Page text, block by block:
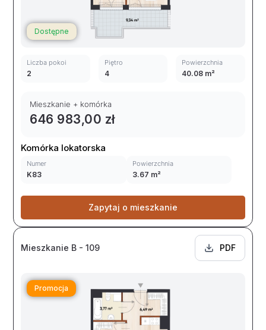
Dostępne
Liczba pokoi
2
Piętro
4
Powierzchnia
40.08 m²
Mieszkanie + komórka
646 983,00 zł
Komórka lokatorska
Numer
K83
Powierzchnia
3.67 m²
Zapytaj o mieszkanie
Mieszkanie B - 109 PDF
Promocja